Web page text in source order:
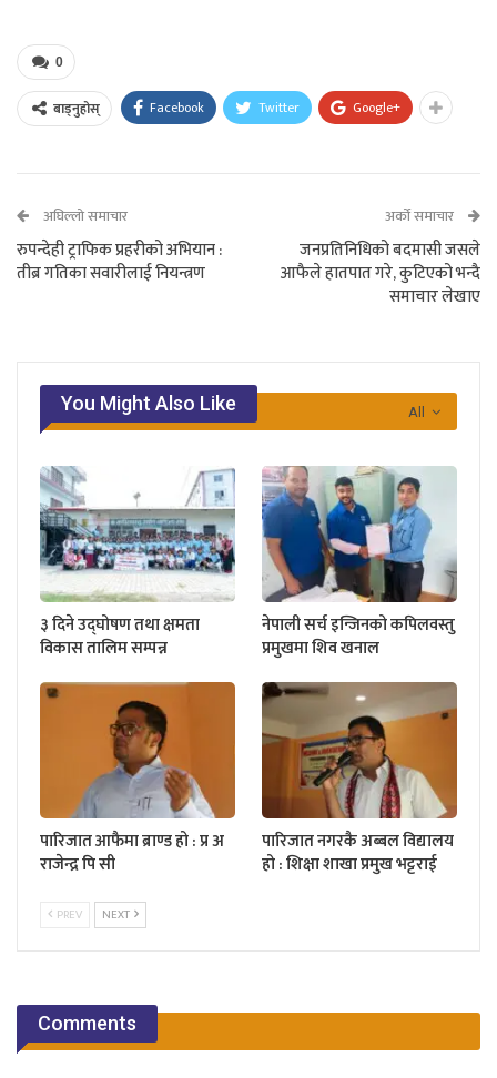
0
बाड्नुहोस् Facebook Twitter Google+
अघिल्लो समाचार
रुपन्देही ट्राफिक प्रहरीको अभियान :
तीब्र गतिका सवारीलाई नियन्त्रण
अर्को समाचार
जनप्रतिनिधिको बदमासी जसले
आफैले हातपात गरे, कुटिएको भन्दै
समाचार लेखाए
All
You Might Also Like
३ दिने उद्घोषण तथा क्षमता
विकास तालिम सम्पन्न
नेपाली सर्च इन्जिनको कपिलवस्तु
प्रमुखमा शिव खनाल
पारिजात आफैमा ब्राण्ड हो : प्र अ
राजेन्द्र पि सी
पारिजात नगरकै अब्बल विद्यालय
हो : शिक्षा शाखा प्रमुख भट्टराई
PREV NEXT
Comments